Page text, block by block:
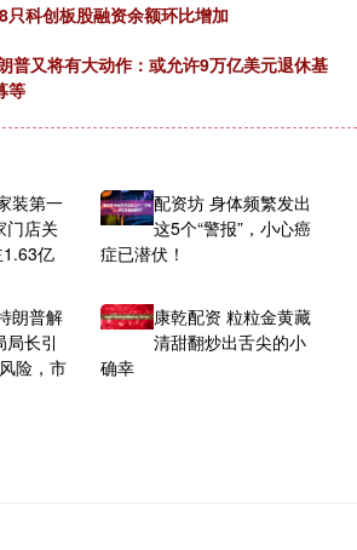
只科创板股融资余额环比增加
普又将有大动作：或允许9万亿美元退休基
等
装第一
门店关
亿
配资坊 身体频繁发出
这5个“警报”，小心癌
症已潜伏！
朗普解
长引
险，市
康乾配资 粒粒金黄藏
清甜翻炒出舌尖的小
确幸